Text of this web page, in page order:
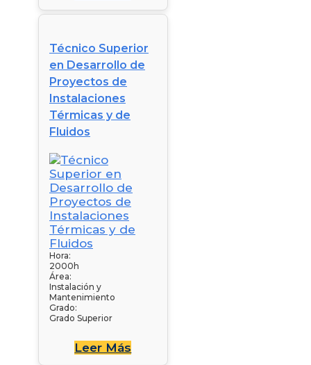
Técnico Superior
en Desarrollo de
Proyectos de
Instalaciones
Térmicas y de
Fluidos
Hora:
2000h
Área:
Instalación y
Mantenimiento
Grado:
Grado Superior
Leer Más